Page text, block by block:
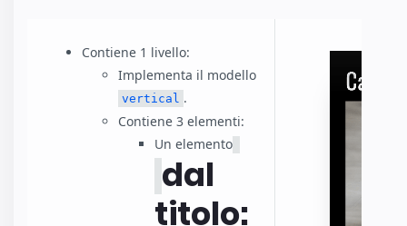
Contiene 1 livello:
Implementa il modello
vertical .
Contiene 3 elementi:
Un elemento
dal
titolo: